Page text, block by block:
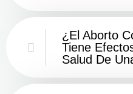
¿El Aborto
Tiene
Salud De